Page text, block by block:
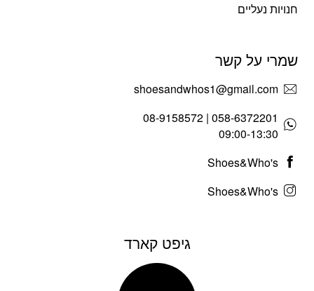
חנויות נעליים
שמרי על קשר
shoesandwhos1@gmail.com
058-6372201 | 08-9158572
09:00-13:30
Shoes&Who's
Shoes&Who's
גיפט קארד